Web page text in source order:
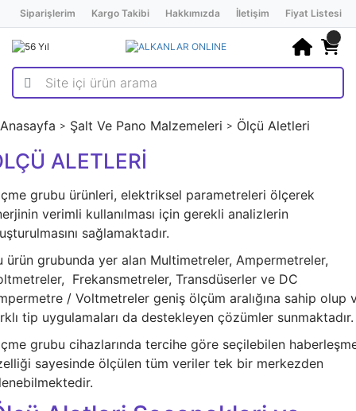
Siparişlerim Kargo Takibi Hakkımızda İletişim Fiyat Listesi
Anasayfa Şalt Ve Pano Malzemeleri Ölçü Aletleri
ALETLERİ
grubu ürünleri, elektriksel parametreleri ölçerek
verimli kullanılması için gerekli analizlerin
sağlamaktadır.
ürün grubunda yer alan Multimetreler, Ampermetreler,
Frekansmetreler, Transdüserler ve DC
/ Voltmetreler geniş ölçüm aralığına sahip olup
tip uygulamaları da destekleyen çözümler sunmaktadır.
grubu cihazlarında tercihe göre seçilebilen
sayesinde ölçülen tüm veriler tek bir merkezden